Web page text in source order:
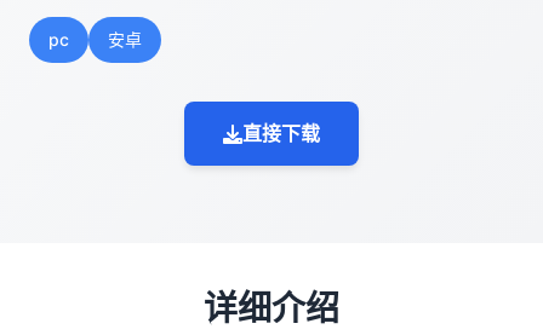
pc 安卓
直接下载
详细介绍